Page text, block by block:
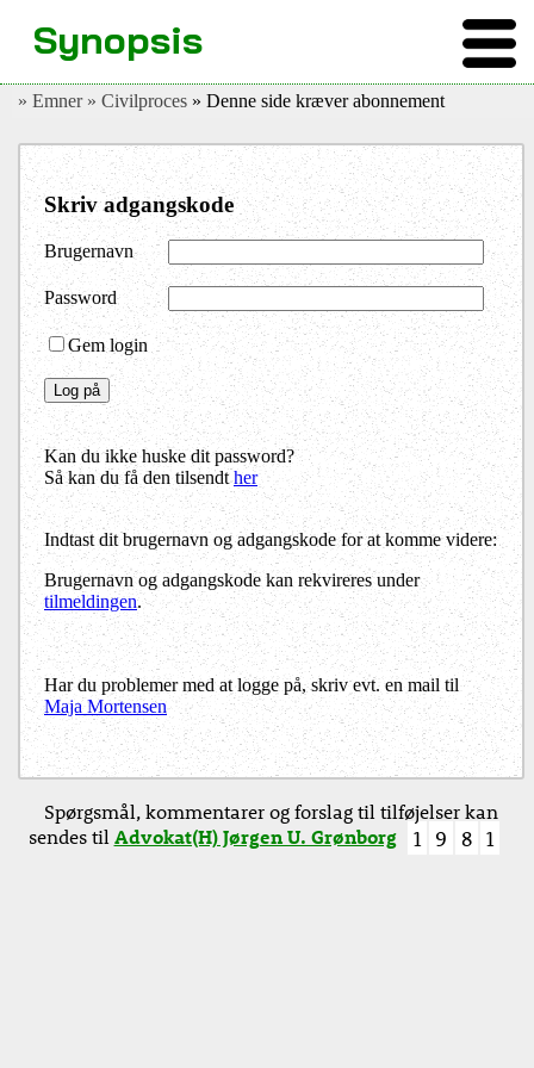
» Emner » Civilproces » Denne side kræver abonnement
Skriv adgangskode
Brugernavn
Password
Gem login
Kan du ikke huske dit password?
Så kan du få den tilsendther
Indtast dit brugernavn og adgangskode for at komme videre:
Brugernavn og adgangskode kan rekvireres under
tilmeldingen.
Har du problemer med at logge på, skriv evt. en mail til
Maja Mortensen
Synopsis
Spørgsmål, kommentarer og forslag til tilføjelser kan
sendes tilAdvokat(H) Jørgen U. Grønborg 1 9 8 1